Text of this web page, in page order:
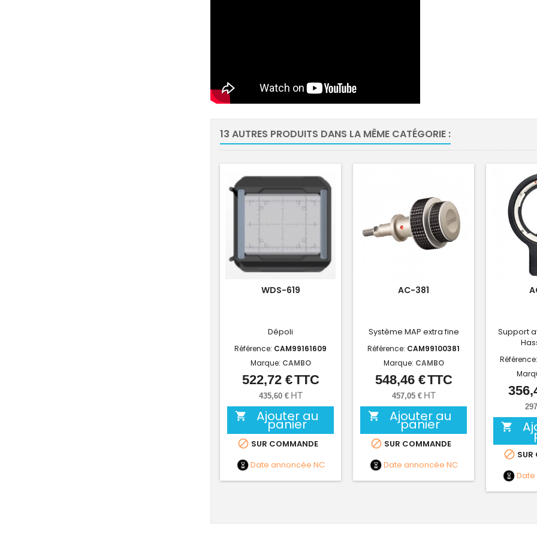
13 AUTRES PRODUITS DANS LA MÊME CATÉGORIE :
WDS-619
Dépoli
Référence: CAM99161609
Marque: CAMBO
Prix
522,72 €TTC
435,60 € HT
 Ajouter au
panier
 SUR COMMANDE
Date annoncée NC
AC-381
Système MAP extra fine
Référence: CAM99100381
Marque: CAMBO
Prix
548,46 €TTC
457,05 € HT
 Ajouter au
panier
 SUR COMMANDE
Date annoncée NC
Support

 SUR